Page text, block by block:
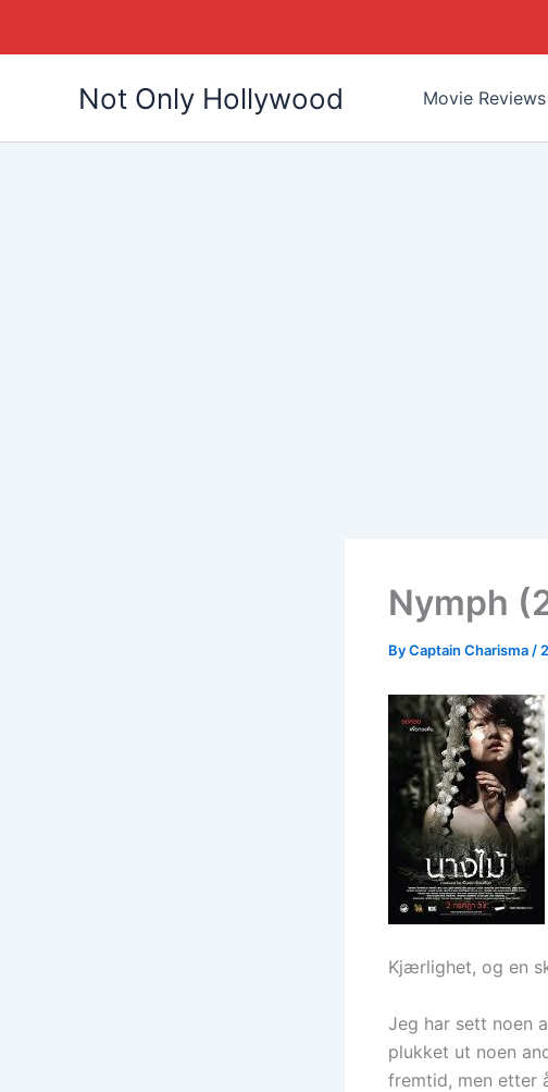
Not Only Hollywood Movie
Nymph
ByCaptain Charisma/
Kjærlighet, og en
Jeg har sett noen
plukket ut noen
fremtid, men etter